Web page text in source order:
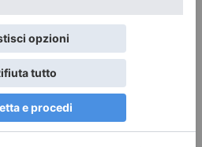
il motore elettrico del futuro
termina il restauro dei lampioni storici